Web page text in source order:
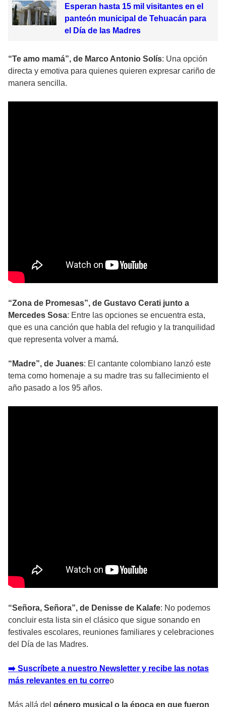
Esperan hasta 15 mil visitantes en el
panteón municipal de Tehuacán para
el Día de las Madres
“Te amo mamá”, de Marco Antonio Solís: Una opción
directa y emotiva para quienes quieren expresar cariño de
manera sencilla.
“Zona de Promesas”, de Gustavo Cerati junto a
Mercedes Sosa: Entre las opciones se encuentra esta,
que es una canción que habla del refugio y la tranquilidad
que representa volver a mamá.
“Madre”, de Juanes: El cantante colombiano lanzó este
tema como homenaje a su madre tras su fallecimiento el
año pasado a los 95 años.
“Señora, Señora”, de Denisse de Kalafe: No podemos
concluir esta lista sin el clásico que sigue sonando en
festivales escolares, reuniones familiares y celebraciones
del Día de las Madres.
➡️ Suscríbete a nuestro Newsletter y recibe las notas
más relevantes en tu correo
Más allá del género musical o la época en que fueron